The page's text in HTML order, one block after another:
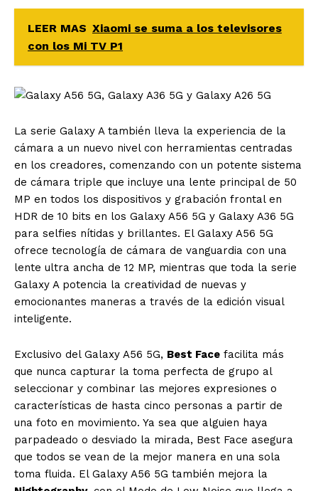
LEER MAS Xiaomi se suma a los televisores
con los Mi TV P1
La serie Galaxy A también lleva la experiencia de la
cámara a un nuevo nivel con herramientas centradas
en los creadores, comenzando con un potente sistema
de cámara triple que incluye una lente principal de 50
MP en todos los dispositivos y grabación frontal en
HDR de 10 bits en los Galaxy A56 5G y Galaxy A36 5G
para selfies nítidas y brillantes. El Galaxy A56 5G
ofrece tecnología de cámara de vanguardia con una
lente ultra ancha de 12 MP, mientras que toda la serie
Galaxy A potencia la creatividad de nuevas y
emocionantes maneras a través de la edición visual
inteligente.
Exclusivo del Galaxy A56 5G, Best Face facilita más
que nunca capturar la toma perfecta de grupo al
seleccionar y combinar las mejores expresiones o
características de hasta cinco personas a partir de
una foto en movimiento. Ya sea que alguien haya
parpadeado o desviado la mirada, Best Face asegura
que todos se vean de la mejor manera en una sola
toma fluida. El Galaxy A56 5G también mejora la